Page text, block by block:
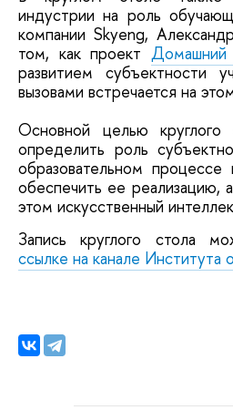
индустрии на роль
компании Skyeng,
том, как проект Домашний
развитием субъектности
вызовами встречается на
Основной целью круглого
определить роль
образовательном
обеспечить ее
этом искусственный
Запись круглого стола
ссылке на канале Института